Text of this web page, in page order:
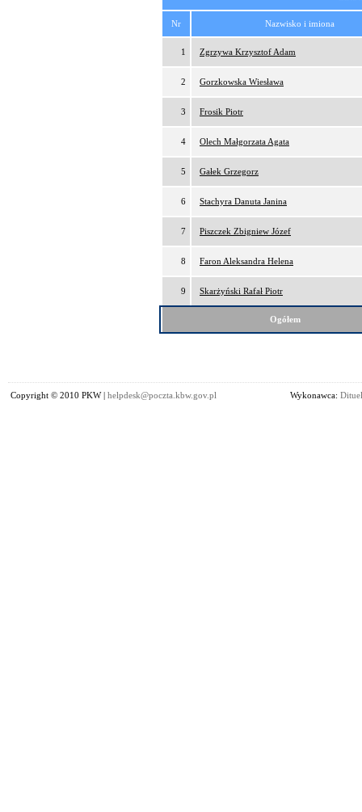
Nr Nazwisko i imiona
1 Zgrzywa Krzysztof Adam
2 Gorzkowska Wiesława
3 Frosik Piotr
4 Olech Małgorzata Agata
5 Gałek Grzegorz
6 Stachyra Danuta Janina
7 Piszczek Zbigniew Józef
8 Faron Aleksandra Helena
9 Skarżyński Rafał Piotr
Ogółem
Copyright © 2010 PKW | helpdesk@poczta.kbw.gov.pl Wykonawca: